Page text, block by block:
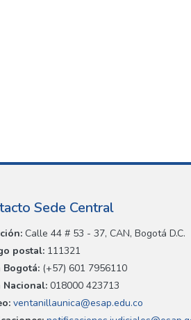
Sede Central
Calle 44 # 53 - 37, CAN, Bogotá D.C.
postal: 111321
Bogotá: (+57) 601 7956110
Nacional: 018000 423713
ventanillaunica@esap.edu.co